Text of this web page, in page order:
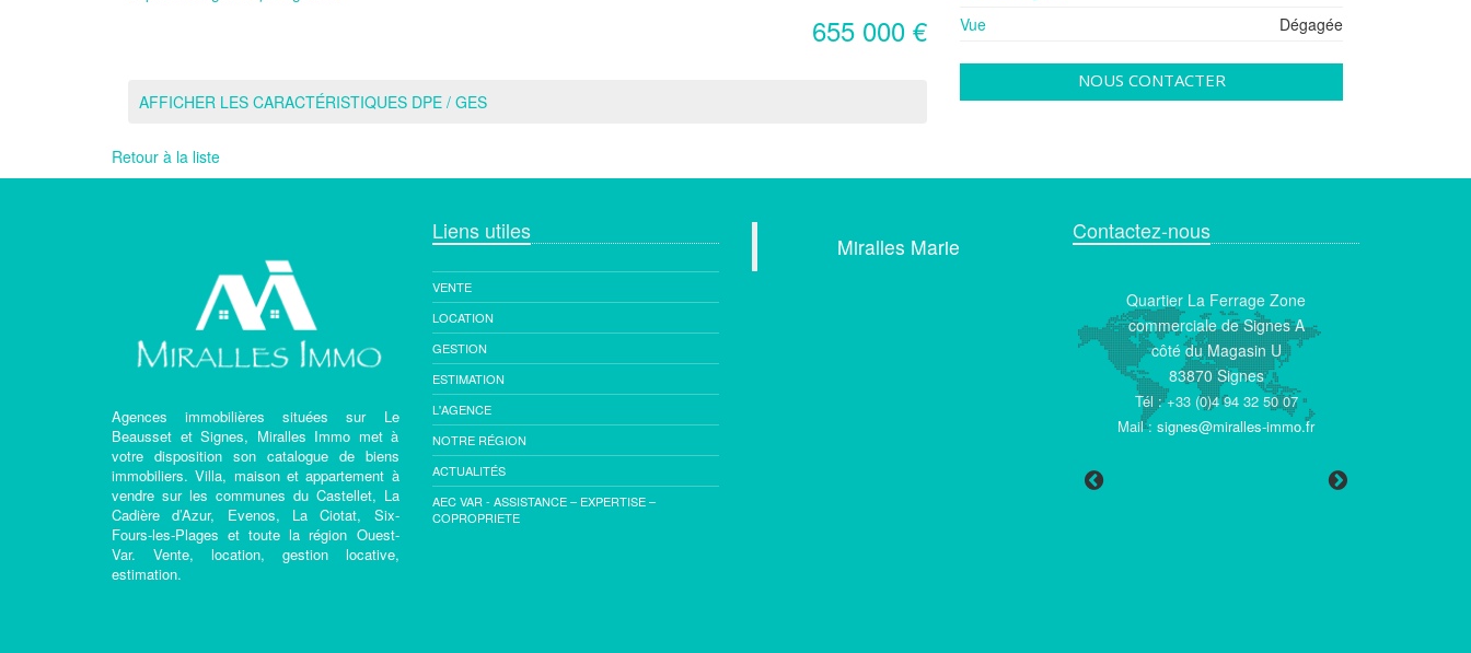
655 000 €
AFFICHER LES CARACTÉRISTIQUES DPE / GES
Vue
Dégagée
NOUS CONTACTER
Retour à la liste
Agences immobilières situées sur Le
Beausset et Signes, Miralles Immo met à
votre disposition son catalogue de biens
immobiliers. Villa, maison et appartement à
vendre sur les communes du Castellet, La
Cadière d’Azur, Evenos, La Ciotat, Six-
Fours-les-Plages et toute la région Ouest-
Var. Vente, location, gestion locative,
estimation.
Liens utiles
VENTE
LOCATION
GESTION
ESTIMATION
L'AGENCE
NOTRE RÉGION
ACTUALITÉS
AEC VAR - ASSISTANCE – EXPERTISE –
COPROPRIETE
Miralles Marie
Contactez-nous
Quartier La Ferrage Zone
commerciale de Signes A
côté du Magasin U
83870 Signes
Tél : +33 (0)4 94 32 50 07
Mail : signes@miralles-immo.fr